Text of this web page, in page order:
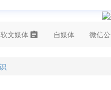
软文媒体 自媒体 微信